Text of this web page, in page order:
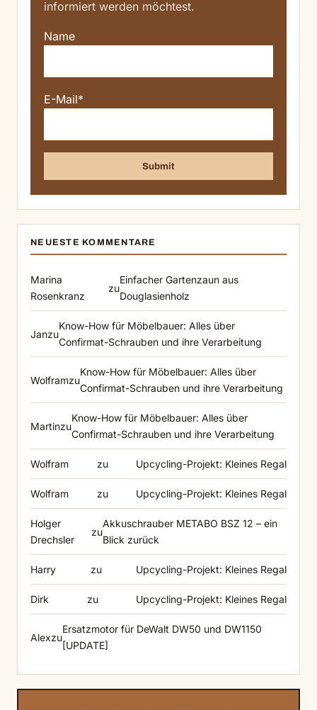
informiert werden möchtest.
Name
E-Mail*
NEUESTE KOMMENTARE
Marina
Rosenkranz
zu
Einfacher Gartenzaun aus
Douglasienholz
Janzu
Know-How für Möbelbauer: Alles über
Confirmat-Schrauben und ihre Verarbeitung
Wolframzu
Know-How für Möbelbauer: Alles über
Confirmat-Schrauben und ihre Verarbeitung
Martinzu
Know-How für Möbelbauer: Alles über
Confirmat-Schrauben und ihre Verarbeitung
Wolfram zu Upcycling-Projekt: Kleines Regal
Wolfram zu Upcycling-Projekt: Kleines Regal
Holger
Drechsler
zu
Akkuschrauber METABO BSZ 12 – ein
Blick zurück
Harry zu Upcycling-Projekt: Kleines Regal
Dirk zu Upcycling-Projekt: Kleines Regal
Alexzu
Ersatzmotor für DeWalt DW50 und DW1150
[UPDATE]